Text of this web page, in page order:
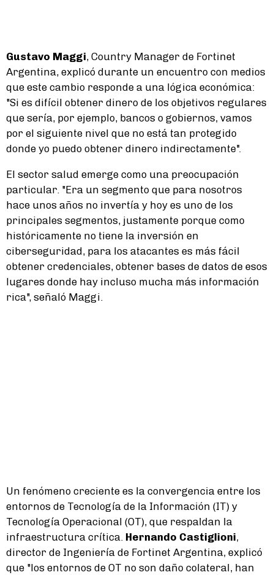
Gustavo Maggi, Country Manager de Fortinet
Argentina, explicó durante un encuentro con medios
que este cambio responde a una lógica económica:
"Si es difícil obtener dinero de los objetivos regulares
que sería, por ejemplo, bancos o gobiernos, vamos
por el siguiente nivel que no está tan protegido
donde yo puedo obtener dinero indirectamente".
El sector salud emerge como una preocupación
particular. "Era un segmento que para nosotros
hace unos años no invertía y hoy es uno de los
principales segmentos, justamente porque como
históricamente no tiene la inversión en
ciberseguridad, para los atacantes es más fácil
obtener credenciales, obtener bases de datos de esos
lugares donde hay incluso mucha más información
rica", señaló Maggi.
Un fenómeno creciente es la convergencia entre los
entornos de Tecnología de la Información (IT) y
Tecnología Operacional (OT), que respaldan la
infraestructura crítica. Hernando Castiglioni,
director de Ingeniería de Fortinet Argentina, explicó
que "los entornos de OT no son daño colateral, han